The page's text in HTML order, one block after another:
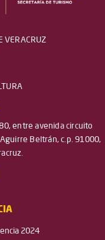
VERACRUZ
entre avenida circuito
Beltrán, c.p. 91000,
2024